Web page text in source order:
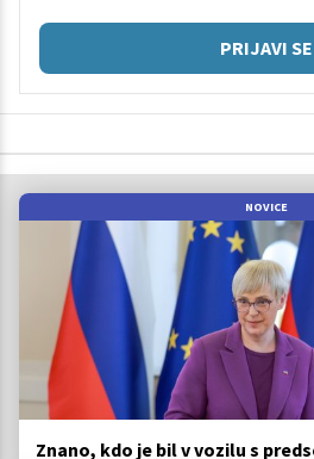
PRIJAVI SE
NOVICE
Znano, kdo je bil v vozilu s